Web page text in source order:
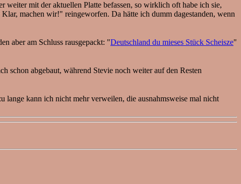
mit der aktuellen Platte befassen, so wirklich oft habe ich sie,
machen wir!" reingeworfen. Da hätte ich dumm dagestanden, wenn
aber am Schluss rausgepackt: "Deutschland du mieses Stück Scheisze"
schon abgebaut, während Stevie noch weiter auf den Resten
lange kann ich nicht mehr verweilen, die ausnahmsweise mal nicht